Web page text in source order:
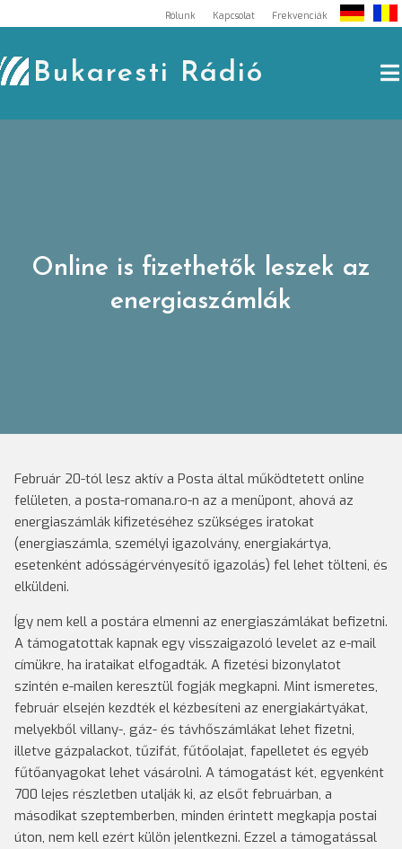
to
content
Rólunk Kapcsolat Frekvenciák
Bukaresti Rádió
Online is fizethetők leszek az
energiaszámlák
Február 20-tól lesz aktív a Posta által működtetett online
felületen, a posta-romana.ro-n az a menüpont, ahová az
energiaszámlák kifizetéséhez szükséges iratokat
(energiaszámla, személyi igazolvány, energiakártya,
esetenként adósságérvényesítő igazolás) fel lehet tölteni, és
elküldeni.
Így nem kell a postára elmenni az energiaszámlákat befizetni.
A támogatottak kapnak egy visszaigazoló levelet az e-mail
címükre, ha irataikat elfogadták. A fizetési bizonylatot
szintén e-mailen keresztül fogják megkapni. Mint ismeretes,
február elsején kezdték el kézbesíteni az energiakártyákat,
melyekből villany-, gáz- és távhőszámlákat lehet fizetni,
illetve gázpalackot, tűzifát, fűtőolajat, fapelletet és egyéb
fűtőanyagokat lehet vásárolni. A támogatást két, egyenként
700 lejes részletben utalják ki, az elsőt februárban, a
másodikat szeptemberben, minden érintett megkapja postai
úton, nem kell ezért külön jelentkezni. Ezzel a támogatással